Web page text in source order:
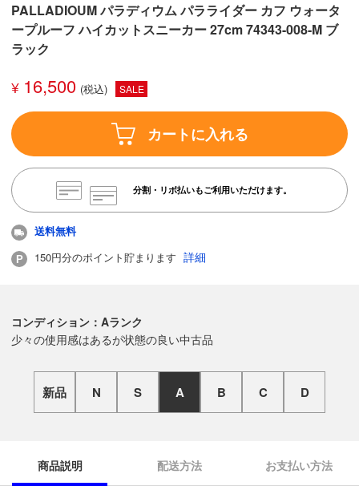
PALLADIOUM パラディウム パラライダー カフ ウォータ
ープルーフ ハイカットスニーカー 27cm 74343-008-M ブ
ラック
¥ 16,500 SALE
カートに入れる
分割・リボ払いもご利用いただけます。
送料無料
150円分のポイント貯まります 詳細
コンディション：Aランク
少々の使用感はあるが状態の良い中古品
新品 N S A B C D
商品説明 配送方法 お支払い方法